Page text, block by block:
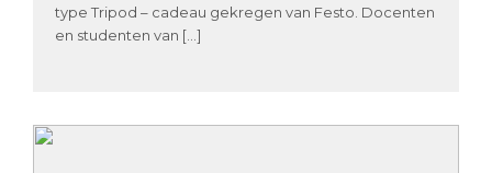
type Tripod – cadeau gekregen van Festo. Docenten
en studenten van […]